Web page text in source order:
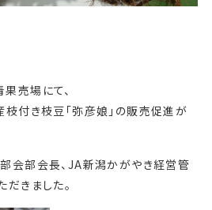
売場にて、
付き枝豆「弥彦娘」の販売促進が
会部会長、JA新潟かがやき経営管
きました。